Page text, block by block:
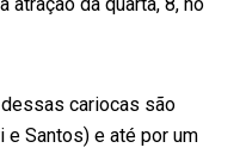
cariocas são
Santos) e até por um